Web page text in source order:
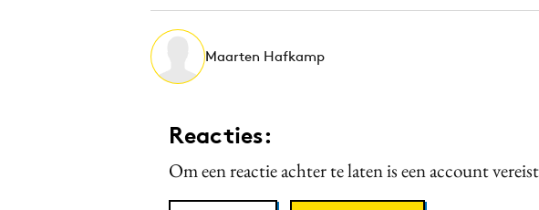
Maarten Hafkamp
Reacties:
Om een reactie achter te laten is een account